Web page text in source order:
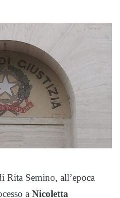
Rita Semino, all’epoca
a Nicoletta